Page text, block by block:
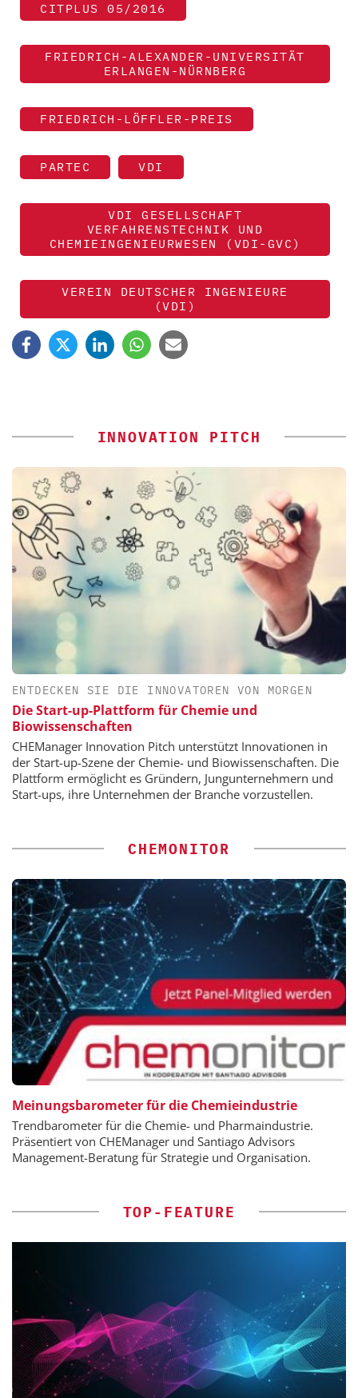
CITPLUS 05/2016
FRIEDRICH-ALEXANDER-UNIVERSITÄT
ERLANGEN-NÜRNBERG
FRIEDRICH-LÖFFLER-PREIS
PARTEC VDI
VDI GESELLSCHAFT
VERFAHRENSTECHNIK UND
CHEMIEINGENIEURWESEN (VDI-GVC)
VEREIN DEUTSCHER INGENIEURE
(VDI)
INNOVATION PITCH
ENTDECKEN SIE DIE INNOVATOREN VON MORGEN
Die Start-up-Plattform für Chemie und
Biowissenschaften
CHEManager Innovation Pitch unterstützt Innovationen in
der Start-up-Szene der Chemie- und Biowissenschaften. Die
Plattform ermöglicht es Gründern, Jungunternehmern und
Start-ups, ihre Unternehmen der Branche vorzustellen.
CHEMONITOR
Meinungsbarometer für die Chemieindustrie
Trendbarometer für die Chemie- und Pharmaindustrie.
Präsentiert von CHEManager und Santiago Advisors
Management-Beratung für Strategie und Organisation.
TOP-FEATURE